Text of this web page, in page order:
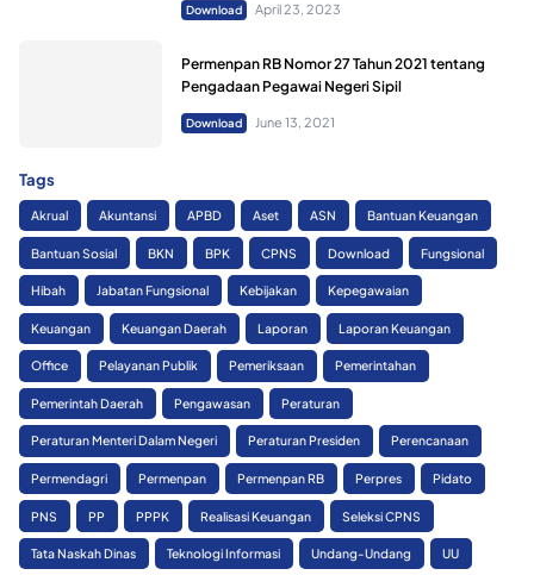
Download April 23, 2023
Permenpan RB Nomor 27 Tahun 2021 tentang
Pengadaan Pegawai Negeri Sipil
Download June 13, 2021
Tags
Akrual Akuntansi APBD Aset ASN Bantuan Keuangan
Bantuan Sosial BKN BPK CPNS Download Fungsional
Hibah Jabatan Fungsional Kebijakan Kepegawaian
Keuangan Keuangan Daerah Laporan Laporan Keuangan
Office Pelayanan Publik Pemeriksaan Pemerintahan
Pemerintah Daerah Pengawasan Peraturan
Peraturan Menteri Dalam Negeri Peraturan Presiden Perencanaan
Permendagri Permenpan Permenpan RB Perpres Pidato
PNS PP PPPK Realisasi Keuangan Seleksi CPNS
Tata Naskah Dinas Teknologi Informasi Undang-Undang UU